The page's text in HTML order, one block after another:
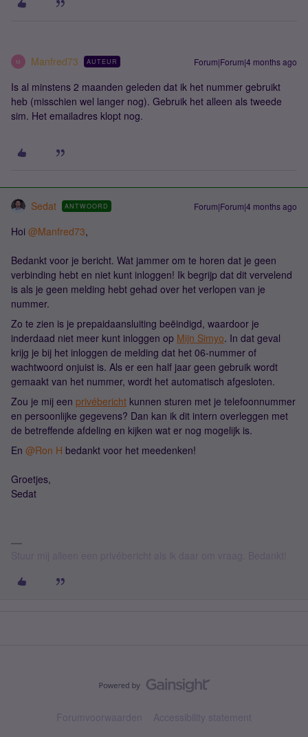
M Manfred73 AUTEUR Forum|Forum|4 months ago
Is al minstens 2 maanden geleden dat ik het nummer gebruikt
heb (misschien wel langer nog). Gebruik het alleen als tweede
sim. Het emailadres klopt nog.
Sedat ANTWOORD Forum|Forum|4 months ago
Hoi ​ @Manfred73,
Bedankt voor je bericht. Wat jammer om te horen dat je geen
verbinding hebt en niet kunt inloggen! Ik begrijp dat dit vervelend
is als je geen melding hebt gehad over het verlopen van je
nummer.
Zo te zien is je prepaidaansluiting beëindigd, waardoor je
inderdaad niet meer kunt inloggen op Mijn Simyo. In dat geval
krijg je bij het inloggen de melding dat het 06-nummer of
wachtwoord onjuist is. Als er een half jaar geen gebruik wordt
gemaakt van het nummer, wordt het automatisch afgesloten.
Zou je mij een privébericht kunnen sturen met je telefoonnummer
en persoonlijke gegevens? Dan kan ik dit intern overleggen met
de betreffende afdeling en kijken wat er nog mogelijk is.
En ​ @Ron H bedankt voor het meedenken!
Groetjes,
Sedat
Forumvoorwaarden Accessibility statement